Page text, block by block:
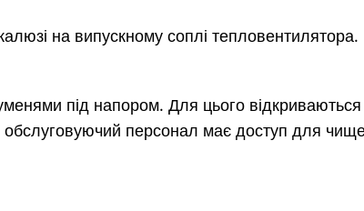
на випускному соплі
під напором. Для цього
обслуговуючий персонал має доступ для